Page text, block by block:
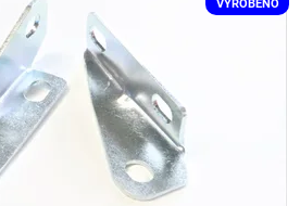
VYROBENO